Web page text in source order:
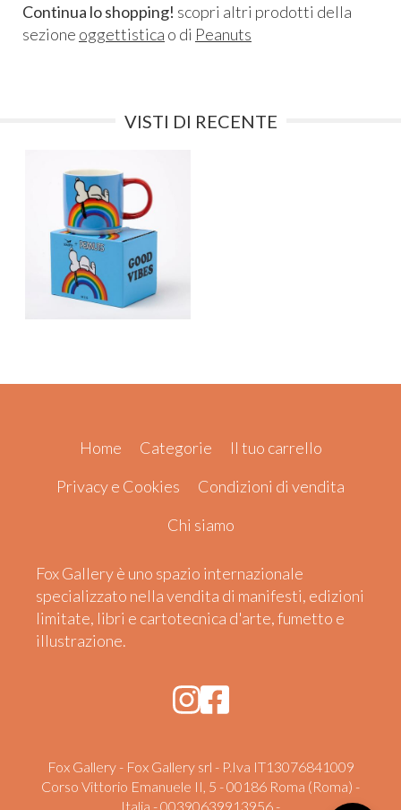
Continua lo shopping! scopri altri prodotti della
sezione oggettistica o di Peanuts
VISTI DI RECENTE
Home Categorie
Il tuo carrello
Privacy e Cookies
Condizioni di vendita
Chi siamo
Fox Gallery è uno spazio internazionale
specializzato nella vendita di manifesti, edizioni
limitate, libri e cartotecnica d'arte, fumetto e
illustrazione.
Fox Gallery - Fox Gallery srl - P.Iva IT13076841009
Corso Vittorio Emanuele II, 5 - 00186 Roma (Roma) -
Italia - 00390639913956 -